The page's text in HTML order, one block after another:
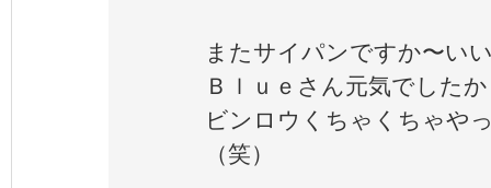
またサイパンですか〜い
Ｂｌｕｅさん元気でした
ビンロウくちゃくちゃや
（笑）